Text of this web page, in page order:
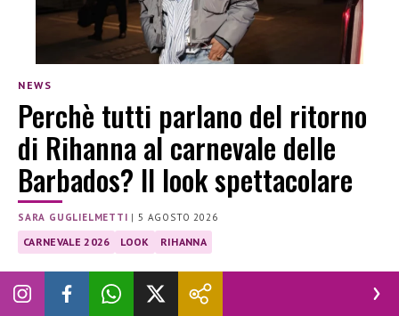
NEWS
Perchè tutti parlano del ritorno
di Rihanna al carnevale delle
Barbados? Il look spettacolare
SARA GUGLIELMETTI |5 AGOSTO 2026
CARNEVALE 2026 LOOK RIHANNA
Costume da favola per Rihanna al carnevale delle
Barbados: i dettagli.